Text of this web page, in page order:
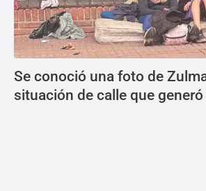
Se conoció una foto de
situación de calle que